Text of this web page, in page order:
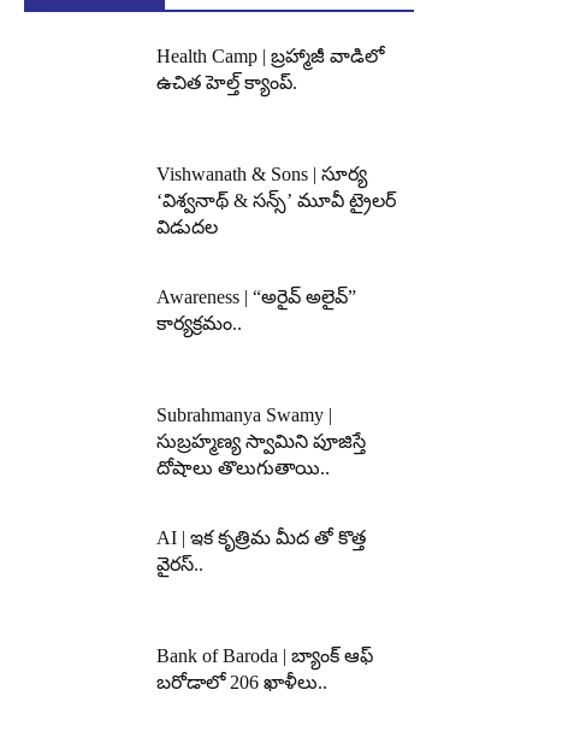
Health Camp | బ్రహ్మాజీ వాడిలో
ఉచిత హెల్త్ క్యాంప్.
Vishwanath & Sons | సూర్య
‘విశ్వనాథ్ & సన్స్’ మూవీ ట్రైలర్
విడుదల
Awareness | “అరైవ్ అలైవ్”
కార్యక్రమం..
Subrahmanya Swamy |
సుబ్రహ్మణ్య స్వామిని పూజిస్తే
దోషాలు తొలుగుతాయి..
AI | ఇక కృత్రిమ మీద తో కొత్త
వైరస్..
Bank of Baroda | బ్యాంక్‌ ఆఫ్‌
బరోడాలో 206 ఖాళీలు..